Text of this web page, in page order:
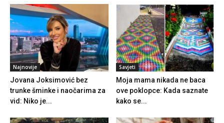
Najnovije
Jovana Joksimović bez
trunke šminke i naočarima za
vid: Niko je...
Savjeti
Moja mama nikada ne baca
ove poklopce: Kada saznate
kako se...